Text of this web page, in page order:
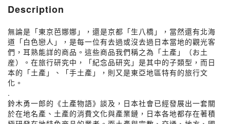
Description
無論是「東京芭娜娜」，還是京都「生八橋」，當然還有北海
道「白色戀人」，是每一位有去過或沒去過日本當地的觀光客
們，耳熟能詳的商品。這些商品我們稱之為「土產」（お土
産）。在旅行研究中，「紀念品研究」是其中的子類型，而日
本的「土產」、「手土產」，則又是東亞地區特有的旅行文
化。
.
鈴木勇一郎的《土產物語》談及，日本社會已經發展出一套關
於在地名產、土產的消費文化與產業鏈，日本各地都存在著積